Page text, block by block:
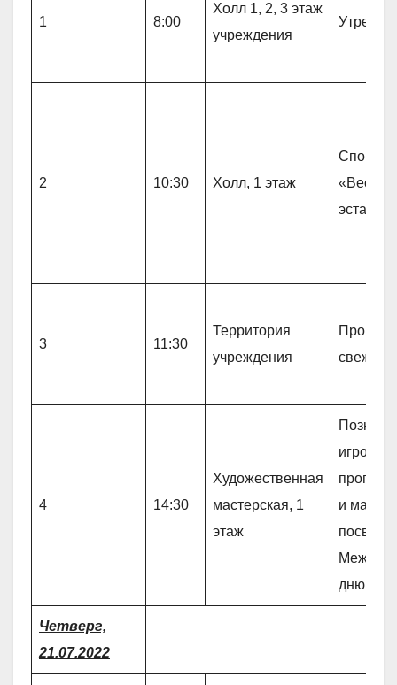
1 8:00
Холл 1, 2, 3 этаж
учреждения
2 10:30 Холл, 1 этаж
3 11:30
Территория
учреждения
свежем
4 14:30
Художественная
мастерская, 1
этаж
игровая
и мат»,
дню
Четверг,
21.07.2022